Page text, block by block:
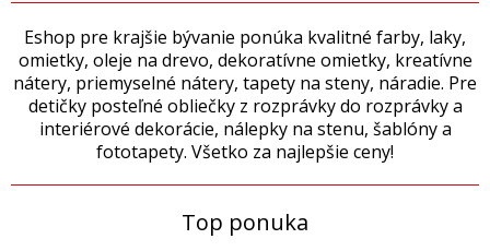
Eshop pre krajšie bývanie ponúka kvalitné farby, laky,
omietky, oleje na drevo, dekoratívne omietky, kreatívne
nátery, priemyselné nátery, tapety na steny, náradie. Pre
detičky posteľné obliečky z rozprávky do rozprávky a
interiérové dekorácie, nálepky na stenu, šablóny a
fototapety. Všetko za najlepšie ceny!
Top ponuka